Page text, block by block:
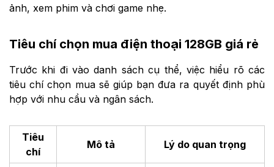
ảnh, xem phim và chơi game nhẹ.
Tiêu chí chọn mua điện thoại 128GB giá rẻ
Trước khi đi vào danh sách cụ thể, việc hiểu rõ các
tiêu chí chọn mua sẽ giúp bạn đưa ra quyết định phù
hợp với nhu cầu và ngân sách.
Tiêu
chí
Mô tả Lý do quan trọng